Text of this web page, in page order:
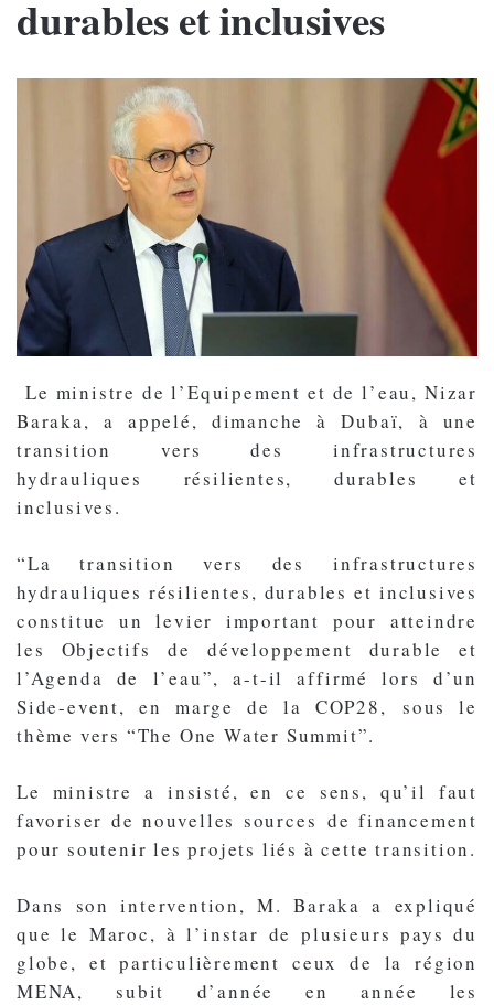
durables et inclusives
Le ministre de l’Equipement et de l’eau, Nizar
Baraka, a appelé, dimanche à Dubaï, à une
transition vers des infrastructures
hydrauliques résilientes, durables et
inclusives.
“La transition vers des infrastructures
hydrauliques résilientes, durables et inclusives
constitue un levier important pour atteindre
les Objectifs de développement durable et
l’Agenda de l’eau”, a-t-il affirmé lors d’un
Side-event, en marge de la COP28, sous le
thème vers “The One Water Summit”.
Le ministre a insisté, en ce sens, qu’il faut
favoriser de nouvelles sources de financement
pour soutenir les projets liés à cette transition.
Dans son intervention, M. Baraka a expliqué
que le Maroc, à l’instar de plusieurs pays du
globe, et particulièrement ceux de la région
MENA, subit d’année en année les